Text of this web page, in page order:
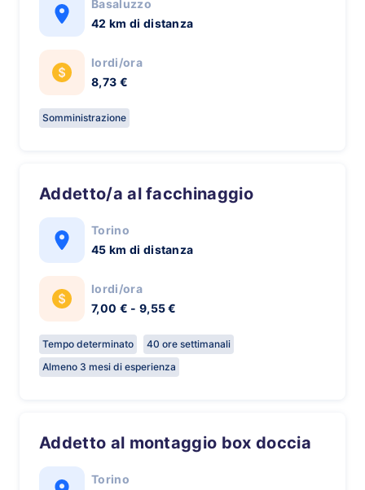
Basaluzzo
42 km di distanza
lordi/ora
8,73 €
Somministrazione
Addetto/a al facchinaggio
Torino
45 km di distanza
lordi/ora
7,00 € - 9,55 €
Tempo determinato
40 ore settimanali
Almeno 3 mesi di esperienza
Addetto al montaggio box doccia
Torino